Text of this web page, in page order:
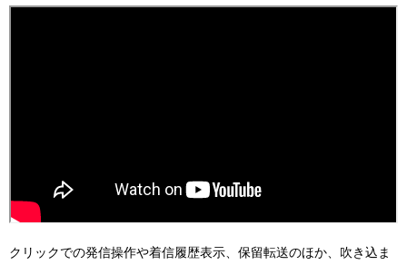
クリックでの発信操作や着信履歴表示、保留転送のほか、吹き込ま